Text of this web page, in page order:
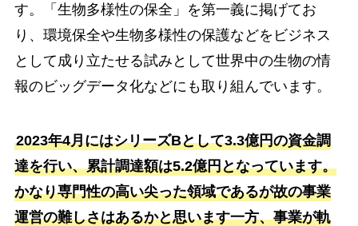
す。「生物多様性の保全」を第一義に掲げてお
り、環境保全や生物多様性の保護などをビジネス
として成り立たせる試みとして世界中の生物の情
報のビッグデータ化などにも取り組んでいます。
2023年4月にはシリーズBとして3.3億円の資金調
達を行い、累計調達額は5.2億円となっています。
かなり専門性の高い尖った領域であるが故の事業
運営の難しさはあるかと思います一方、事業が軌